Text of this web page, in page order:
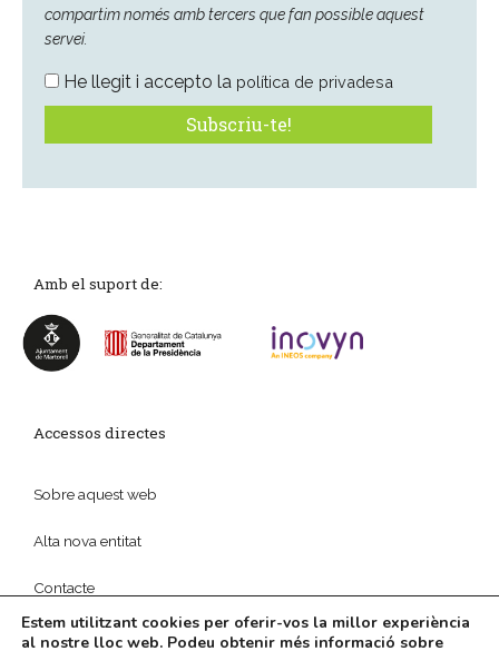
compartim només amb tercers que fan possible aquest
servei.
He llegit i accepto la política de privadesa
Amb el suport de:
Accessos directes
Sobre aquest web
Alta nova entitat
Contacte
Estem utilitzant cookies per oferir-vos la millor experiència
al nostre lloc web. Podeu obtenir més informació sobre